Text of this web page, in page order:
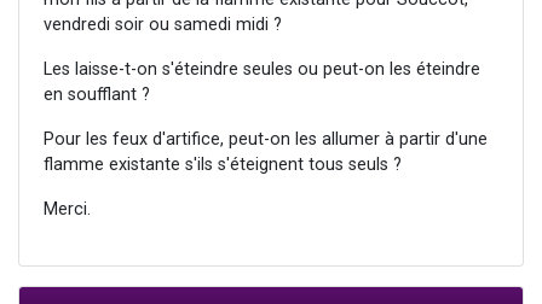
vendredi soir ou samedi midi ?
Les laisse-t-on s'éteindre seules ou peut-on les éteindre
en soufflant ?
Pour les feux d'artifice, peut-on les allumer à partir d'une
flamme existante s'ils s'éteignent tous seuls ?
Merci.